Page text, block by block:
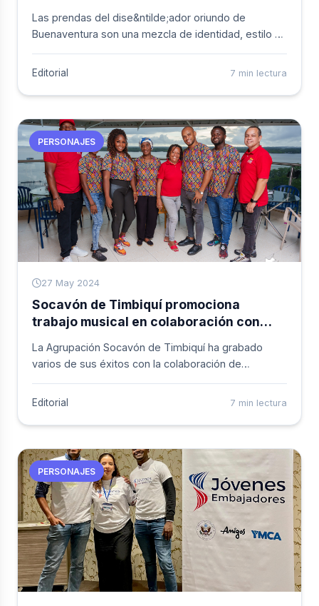
Las prendas del dise&ntilde;ador oriundo de
Buenaventura son una mezcla de identidad, estilo y
Manzana, uno de sus trajes fue elegido para formar
Nueva York.
Editorial 7 min lectura
PERSONAJES
27 May 2024
Socavón de Timbiquí promociona
trabajo musical en colaboración con
La Agrupación Socavón de Timbiquí ha grabado
varios de sus éxitos con la colaboración de
bajo el álbum Faltó Abrazarnos Deluxe Edition
Editorial 7 min lectura
PERSONAJES